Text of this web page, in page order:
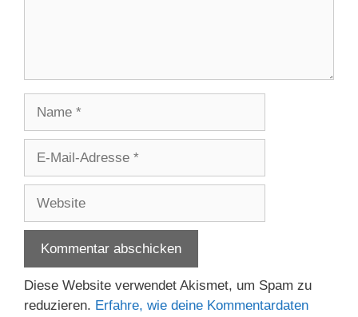
Adresse
Diese Website verwendet Akismet, um Spam zu
reduzieren. Erfahre, wie deine Kommentardaten